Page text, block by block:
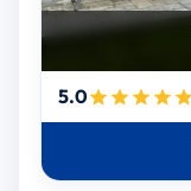
5.0